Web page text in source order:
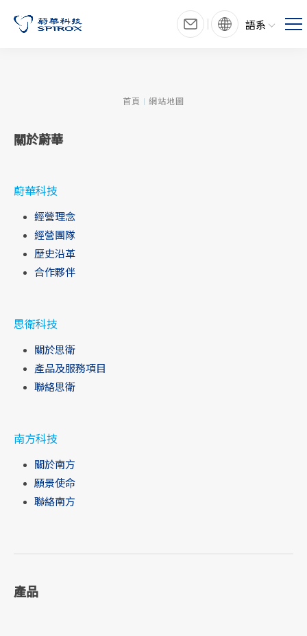
語系
首頁 網站地圖
關於蔚華
蔚華科技
經營理念
經營團隊
歷史沿革
合作夥伴
思衛科技
關於思衛
產品及服務項目
聯絡思衛
南方科技
關於南方
願景使命
聯絡南方
產品